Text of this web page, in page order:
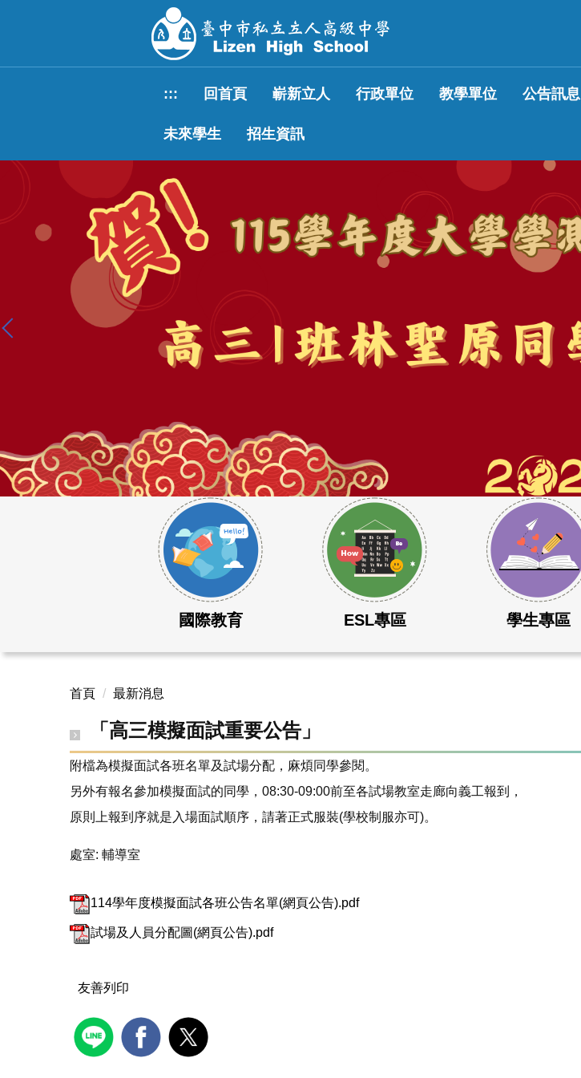
要
::: 回首頁 嶄新立人 行政單位 教學單位 公告訊息
未來學生 招生資訊
115學年度大學學測成績表現優異
國際教育 ESL專區 學生專區
首頁 最新消息
「高三模擬面試重要公告」
附檔為模擬面試各班名單及試場分配，麻煩同學參閱。
另外有報名參加模擬面試的同學，08:30-09:00前至各試場教室走廊向義工報到，
原則上報到序就是入場面試順序，請著正式服裝(學校制服亦可)。
處室: 輔導室
114學年度模擬面試各班公告名單(網頁公告).pdf
試場及人員分配圖(網頁公告).pdf
友善列印